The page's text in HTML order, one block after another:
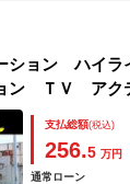
ション ハイ
ン ＴＶ アク
ＡＣＣ ＢＳ
ター カープ
支払総額(税込)
256.5 万円
通常ローン